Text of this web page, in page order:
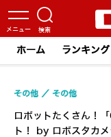
ホーム ランキング
ロボットたくさん！
ト！ by ロボスタカ
その他 その他